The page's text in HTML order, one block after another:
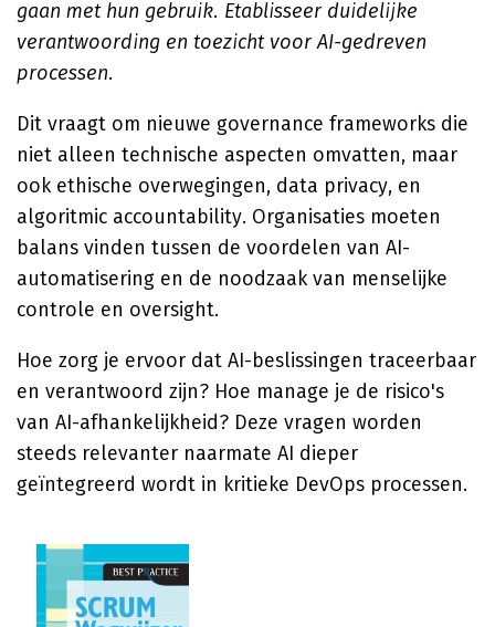
gaan met hun gebruik. Etablisseer duidelijke
verantwoording en toezicht voor AI-gedreven
processen.
Dit vraagt om nieuwe governance frameworks die
niet alleen technische aspecten omvatten, maar
ook ethische overwegingen, data privacy, en
algoritmic accountability. Organisaties moeten
balans vinden tussen de voordelen van AI-
automatisering en de noodzaak van menselijke
controle en oversight.
Hoe zorg je ervoor dat AI-beslissingen traceerbaar
en verantwoord zijn? Hoe manage je de risico's
van AI-afhankelijkheid? Deze vragen worden
steeds relevanter naarmate AI dieper
geïntegreerd wordt in kritieke DevOps processen.